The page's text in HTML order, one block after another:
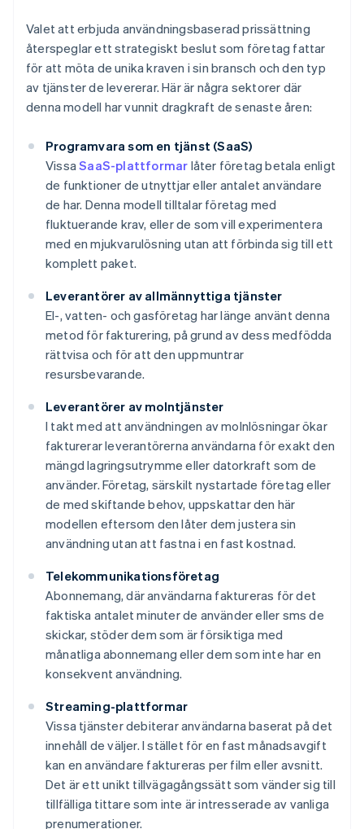
Valet att erbjuda användningsbaserad prissättning
återspeglar ett strategiskt beslut som företag fattar
för att möta de unika kraven i sin bransch och den typ
av tjänster de levererar. Här är några sektorer där
denna modell har vunnit dragkraft de senaste åren:
Programvara som en tjänst (SaaS)
VissaSaaS-plattformar låter företag betala enligt
de funktioner de utnyttjar eller antalet användare
de har. Denna modell tilltalar företag med
fluktuerande krav, eller de som vill experimentera
med en mjukvarulösning utan att förbinda sig till ett
komplett paket.
Leverantörer av allmännyttiga tjänster
El-, vatten- och gasföretag har länge använt denna
metod för fakturering, på grund av dess medfödda
rättvisa och för att den uppmuntrar
resursbevarande.
Leverantörer av molntjänster
I takt med att användningen av molnlösningar ökar
fakturerar leverantörerna användarna för exakt den
mängd lagringsutrymme eller datorkraft som de
använder. Företag, särskilt nystartade företag eller
de med skiftande behov, uppskattar den här
modellen eftersom den låter dem justera sin
användning utan att fastna i en fast kostnad.
Telekommunikationsföretag
Abonnemang, där användarna faktureras för det
faktiska antalet minuter de använder eller sms de
skickar, stöder dem som är försiktiga med
månatliga abonnemang eller dem som inte har en
konsekvent användning.
Streaming-plattformar
Vissa tjänster debiterar användarna baserat på det
innehåll de väljer. I stället för en fast månadsavgift
kan en användare faktureras per film eller avsnitt.
Det är ett unikt tillvägagångssätt som vänder sig till
tillfälliga tittare som inte är intresserade av vanliga
prenumerationer.